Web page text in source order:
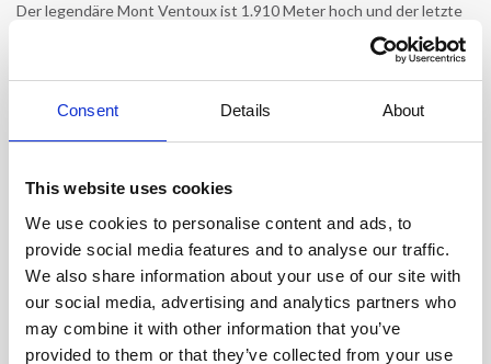
Consent Details About
This website uses cookies
We use cookies to personalise content and ads, to
provide social media features and to analyse our traffic.
We also share information about your use of our site with
our social media, advertising and analytics partners who
may combine it with other information that you’ve
provided to them or that they’ve collected from your use
Der legendäre Mont Ventoux ist 1.910 Meter hoch und der letzte
große Berg der Alpen im Westen. Er befindet sich in der Region
Provence-Alpes-Côte d'Azur, etwa 20 Kilometer nordöstlich von
Carpentras im Departement Vaucluse. Der Berg ist aufgrund der
Kalksteinwüste, die die letzten 6 Kilometer bis zum Gipfel bedeckt,
„Riese der Provence“.
Der Mont Ventoux ist der höchste Berg der Provence, er steht als
Umkreis von 75 Kilometern sichtbar. Im Winter ist der Gipfel in der
Regel schneebedeckt, aber auch im Sommer sieht er aus der Ferne
aus, als würde er eine weiße Mütze tragen. Der Grund dafür ist der
weiße Kalkstein, der in der Sonne leuchtet. Auf dem Gipfel
befinden sich eine Radarstation und ein Observatorium, die jedoch
nicht zugänglich sind. Außerdem gibt es ein kleines Restaurant.